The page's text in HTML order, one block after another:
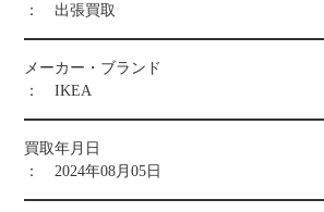
： 出張買取
メーカー・ブランド
： IKEA
買取年月日
： 2024年08月05日